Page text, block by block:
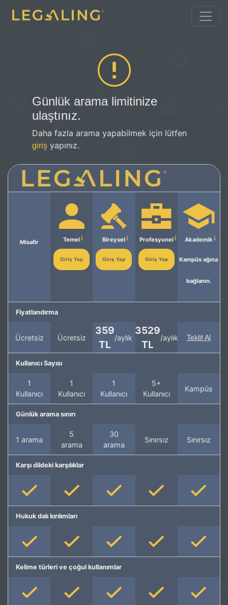
Günlük arama limitinize
ulaştınız.
Daha fazla arama yapabilmek için lütfen
giriş yapınız.
Misafir Temel
Giriş Yap
Bireysel
Giriş Yap
Profesyonel
Giriş Yap
Akademik
Kampüs ağına
bağlanın.
Fiyatlandırma
Ücretsiz Ücretsiz
359
TL
/aylık
3529
TL
/aylık Teklif Al
Kullanıcı Sayısı
1
Kullanıcı
1
Kullanıcı
1
Kullanıcı
5+
Kullanıcı
Kampüs
Günlük arama sınırı
1 arama
5
arama
30
arama
Sınırsız Sınırsız
Karşı dildeki karşılıklar
Hukuk dalı kırılımları
Kelime türleri ve çoğul kullanımlar